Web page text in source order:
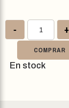
- +
COMPRAR
En stock